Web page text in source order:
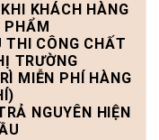
KHÁCH HÀNG
PHẨM
THI CÔNG CHẤT
TRƯỜNG
MIỄN PHÍ HÀNG
NGUYÊN HIỆN